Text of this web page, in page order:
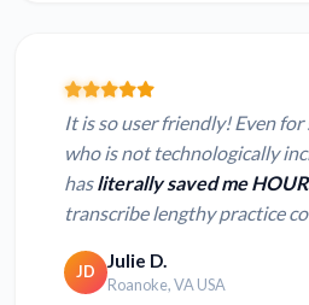
It is so user friendly! Even for
who is not technologically
hasliterally saved me
transcribe lengthy practice
JD Julie D.
Roanoke, VA USA